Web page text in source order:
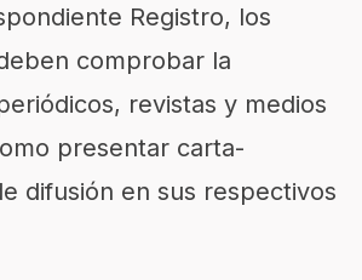
Registro, los
comprobar la
revistas y medios
presentar carta-
difusión en sus respectivos